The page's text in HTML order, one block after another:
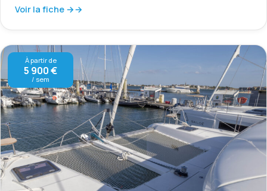
Voir la fiche →
À partir de
5 900 €
/ sem